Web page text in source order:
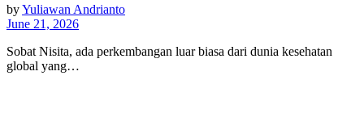
byYuliawan Andrianto
June 21, 2026
Sobat Nisita, ada perkembangan luar biasa dari dunia kesehatan
global yang…